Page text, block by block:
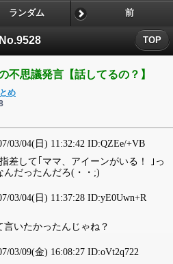
No.9528 TOP
ランダム 前
不思議発言【話してるの？】
め
03/04(日) 11:32:42 ID:QZEe/+VB
差して｢ママ、アイーンがいる！ ｣っ
だったんだろ(・・;)
03/04(日) 11:37:28 ID:yE0Uwn+R
言いたかったんじゃね？
03/09(金) 16:08:27 ID:oVt2q722